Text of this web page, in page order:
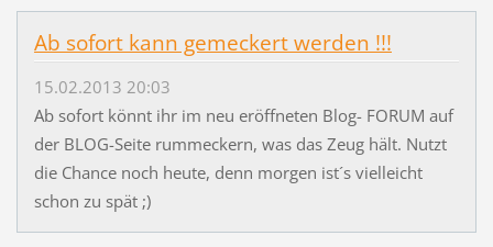
Ab sofort kann gemeckert werden !!!
15.02.2013 20:03
Ab sofort könnt ihr im neu eröffneten Blog- FORUM auf
der BLOG-Seite rummeckern, was das Zeug hält. Nutzt
die Chance noch heute, denn morgen ist´s vielleicht
schon zu spät ;)